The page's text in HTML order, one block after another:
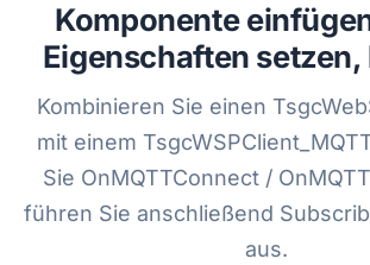
Komponente
Eigenschaften
Kombinieren Sie einen
mit einem
Sie OnMQTTConnect /
führen Sie anschließend
aus.